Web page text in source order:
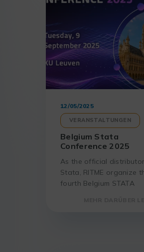
12/05/2025
VERANSTALTUNGEN
Belgium Stata
Conference 2025
As the official
Stata, RITME organize
fourth Belgium STATA